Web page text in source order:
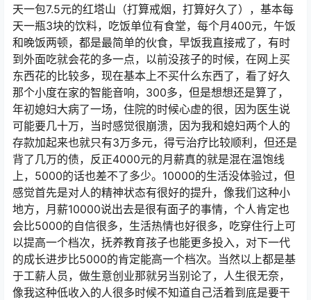
天一包7.5元的红塔山（打算戒烟，打算好久了），基本每
天一瓶3块的饮料，吃饭单位有食堂，每个月400元，午饭
和晚饭两顿，都是最简单的伙食，早饭我直接戒了，有时
到外面吃就会花的多一点，以前没孩子的时候，在网上买
东西花的比较多，现在基本上不买什么东西了，看了好久
那个小度在家的智能音响，300多，但是想想还是算了，
年初媳妇大病了一场，住院的时候心虚的很，因为医生说
可能要几十万，当时感觉很崩溃，因为我和媳妇两个人的
存款加起来也就只有3万多元，得亏治疗比较顺利，但还是
背了几万的债，反正4000元的月薪真的就是混在温饱线
上，5000的话也差不了多少。10000的生活没体验过，但
感觉首先是对人的精神状态有很好的提升，像我们这种小
地方，月薪10000说出去是很有面子的事情，个人肯定也
会比5000的自信很多，生活热情也好很多，吃穿住行上可
以提高一个档次，抚养教育孩子也能更多投入，对下一代
的成长进步比5000的肯定能高一个档次。当然以上都是基
于工薪人员，做生意创业那就另当别论了，人生很无奈，
像我这种低收入的人很多时候不知道自己活着到底是要干